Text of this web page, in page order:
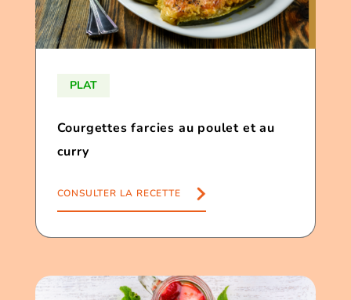
PLAT
Courgettes farcies au poulet et au
curry
CONSULTER LA RECETTE